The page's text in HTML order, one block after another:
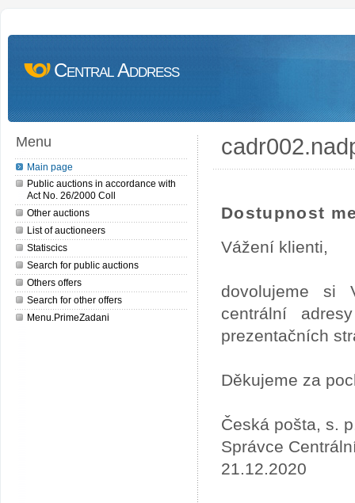
Central Address
Menu
Main page
Public auctions in accordance with
Act No. 26/2000 Coll
Other auctions
List of auctioneers
Statiscics
Search for public auctions
Others offers
Search for other offers
Menu.PrimeZadani
Dostupnost
Vážení klienti,
dovolujeme si
centrální
prezentačních
Děkujeme za
Česká pošta, s.
Správce
21.12.2020